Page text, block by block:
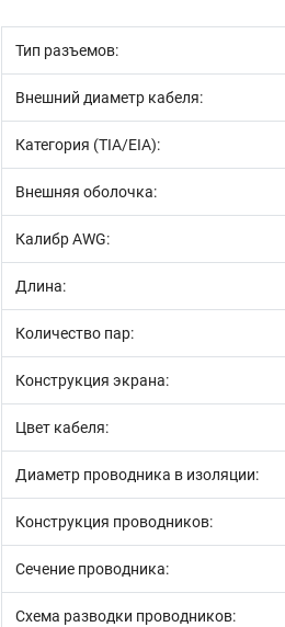
Тип разъемов:
Внешний диаметр кабеля:
Категория (TIA/EIA):
Внешняя оболочка:
Калибр AWG:
Длина:
Количество пар:
Конструкция экрана:
Цвет кабеля:
Диаметр проводника в изоляции:
Конструкция проводников:
Сечение проводника:
Схема разводки проводников: